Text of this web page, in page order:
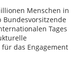
Menschen in
Bundesvorsitzende
Tages
das Engagement